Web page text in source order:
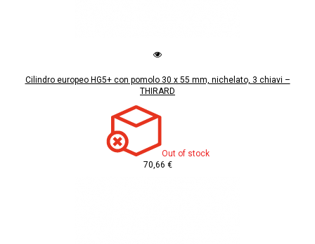
Cilindro europeo HG5+ con pomolo 30 x 55 mm, nichelato, 3 chiavi –
THIRARD
Out of stock
70,66 €